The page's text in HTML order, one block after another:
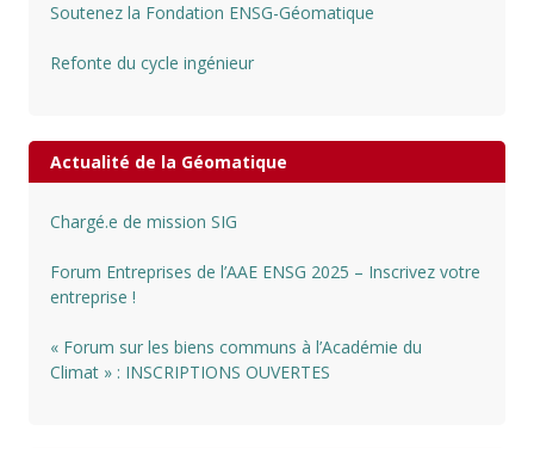
Soutenez la Fondation ENSG-Géomatique
Refonte du cycle ingénieur
Actualité de la Géomatique
Chargé.e de mission SIG
Forum Entreprises de l’AAE ENSG 2025 – Inscrivez votre
entreprise !
« Forum sur les biens communs à l’Académie du
Climat » : INSCRIPTIONS OUVERTES